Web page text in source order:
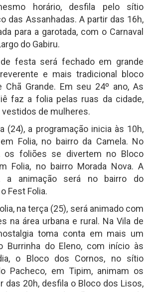
horário, desfila pelo sítio
das Assanhadas. A partir das 16h,
para a garotada, com o Carnaval
do Gabiru.
festa será fechado em grande
e mais tradicional bloco
Chã Grande. Em seu 24º ano, As
faz a folia pelas ruas da cidade,
de mulheres.
(24), a programação inicia às 10h,
Folia, no bairro da Camela. No
os foliões se divertem no Bloco
Folia, no bairro Morada Nova. A
a animação será no bairro do
Fest Folia.
na terça (25), será animado com
na área urbana e rural. Na Vila de
toma conta em mais um
Burrinha do Eleno, com início às
o Bloco dos Cornos, no sítio
Pacheco, em Tipim, animam os
das 20h, desfila o Bloco dos Lisos,